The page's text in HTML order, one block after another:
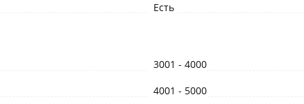
Есть
3001 - 4000
4001 - 5000